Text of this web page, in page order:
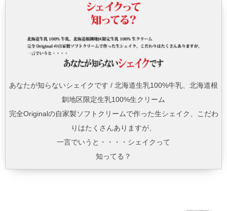
あなたが知らないシェイクです / 北海道生乳100%牛乳、北海道根
釧地区限定生乳100%生クリーム
完全Originalの自家製ソフトクリームで作った生シェイク、こだわ
りはたくさんありますが、
一言でいうと・・・・シェイクって
知ってる？